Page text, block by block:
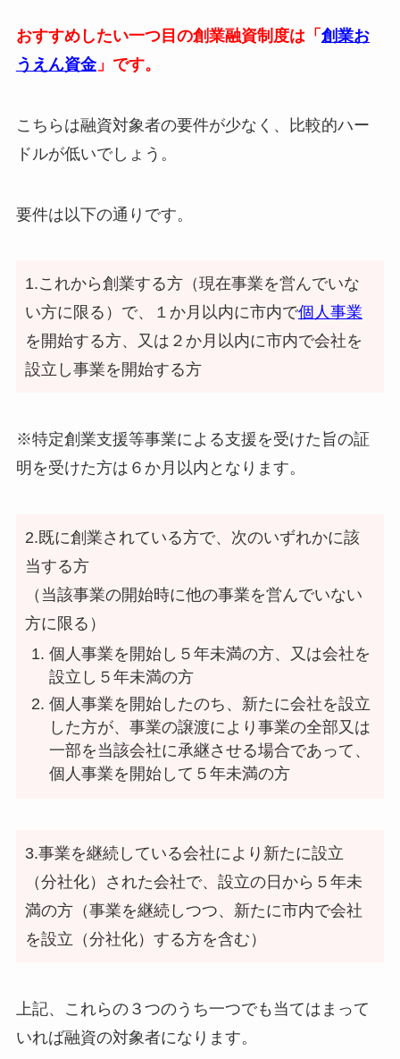
おすすめしたい一つ目の創業融資制度は「 創業お
うえん資金」です。
こちらは融資対象者の要件が少なく、比較的ハー
ドルが低いでしょう。
要件は以下の通りです。
1.これから創業する方（現在事業を営んでいな
い方に限る）で、１か月以内に市内で個人事業
を開始する方、又は２か月以内に市内で会社を
設立し事業を開始する方
※特定創業支援等事業による支援を受けた旨の証
明を受けた方は６か月以内となります。
2.既に創業されている方で、次のいずれかに該
当する方
（当該事業の開始時に他の事業を営んでいない
方に限る）
個人事業を開始し５年未満の方、又は会社を
設立し５年未満の方
個人事業を開始したのち、新たに会社を設立
した方が、事業の譲渡により事業の全部又は
一部を当該会社に承継させる場合であって、
個人事業を開始して５年未満の方
3.事業を継続している会社により新たに設立
（分社化）された会社で、設立の日から５年未
満の方（事業を継続しつつ、新たに市内で会社
を設立（分社化）する方を含む）
上記、これらの３つのうち一つでも当てはまって
いれば融資の対象者になります。